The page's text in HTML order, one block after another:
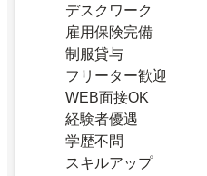
デスクワーク
雇用保険完備
制服貸与
フリーター歓迎
WEB面接OK
経験者優遇
学歴不問
スキルアップ